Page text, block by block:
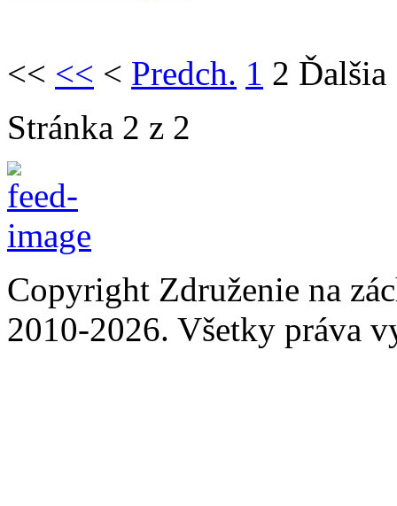
<< << < Predch. 1 2 Ďalšia
Stránka 2 z 2
Copyright Združenie na
2010-2026. Všetky práva